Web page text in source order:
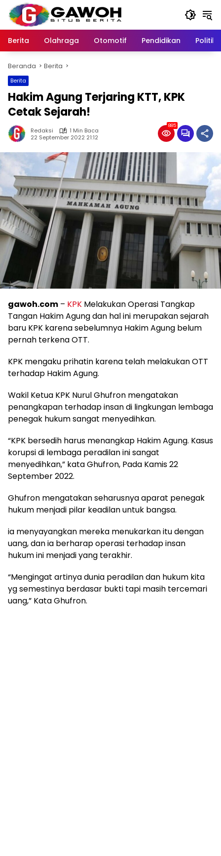
Langsung
konten
Berita
Olahraga Otomotif Pendidikan Politik
Beranda Berita
Berita
Hakim Agung Terjaring KTT, KPK
Cetak Sejarah!
Redaksi
1 Min Baca
22 September 2022 21:12
885
gawoh.com – KPK Melakukan Operasi Tangkap
Tangan Hakim Agung dan hal ini merupakan sejarah
baru KPK karena sebelumnya Hakim Agung belum
pernah terkena OTT.
KPK mengaku prihatin karena telah melakukan OTT
terhadap Hakim Agung.
Wakil Ketua KPK Nurul Ghufron mengatakan
penangkapan terhadap insan di lingkungan lembaga
penegak hukum sangat menyedihkan.
“KPK bersedih harus menangkap Hakim Agung. Kasus
korupsi di lembaga peradilan ini sangat
menyedihkan,” kata Ghufron, Pada Kamis 22
September 2022.
Ghufron mengatakan seharusnya aparat penegak
hukum menjadi pilar keadilan untuk bangsa.
ia menyayangkan mereka menukarkan itu dengan
uang, dan ia berharap operasi terhadap insan
hukum ini menjadi yang terakhir.
“Mengingat artinya dunia peradilan dan hukum kita
yg semestinya berdasar bukti tapi masih tercemari
uang,” Kata Ghufron.